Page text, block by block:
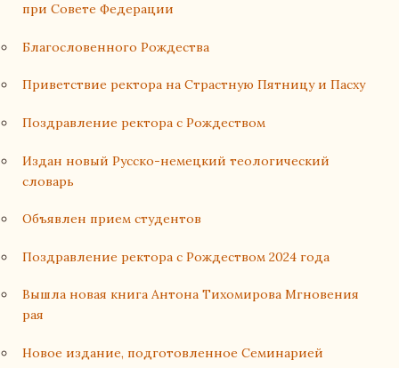
при Совете Федерации
Благословенного Рождества
Приветствие ректора на Страстную Пятницу и Пасху
Поздравление ректора с Рождеством
Издан новый Русско-немецкий теологический
словарь
Объявлен прием студентов
Поздравление ректора с Рождеством 2024 года
Вышла новая книга Антона Тихомирова Мгновения
рая
Новое издание, подготовленное Семинарией